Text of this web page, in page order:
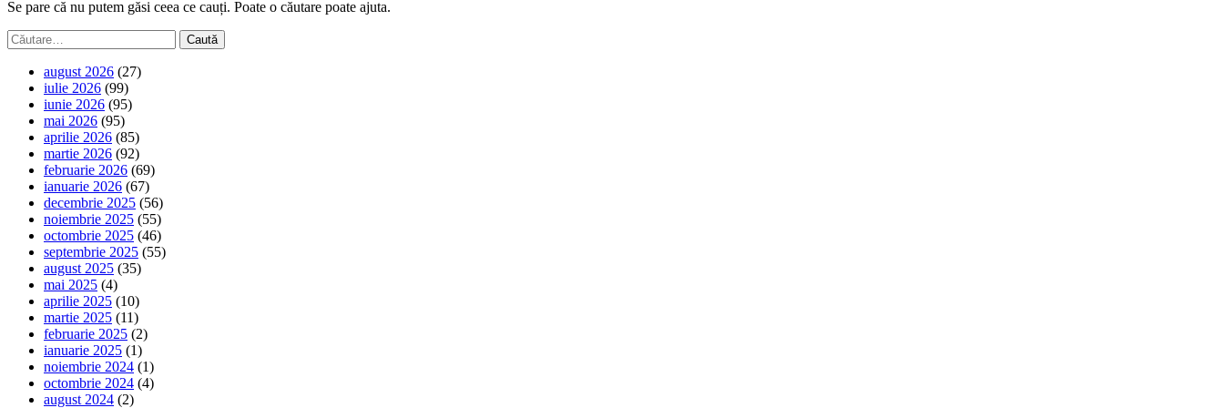
Se pare că nu putem găsi ceea ce cauți. Poate o căutare poate ajuta.
Caută
după:
august 2026 (27)
iulie 2026 (99)
iunie 2026 (95)
mai 2026 (95)
aprilie 2026 (85)
martie 2026 (92)
februarie 2026 (69)
ianuarie 2026 (67)
decembrie 2025 (56)
noiembrie 2025 (55)
octombrie 2025 (46)
septembrie 2025 (55)
august 2025 (35)
mai 2025 (4)
aprilie 2025 (10)
martie 2025 (11)
februarie 2025 (2)
ianuarie 2025 (1)
noiembrie 2024 (1)
octombrie 2024 (4)
august 2024 (2)